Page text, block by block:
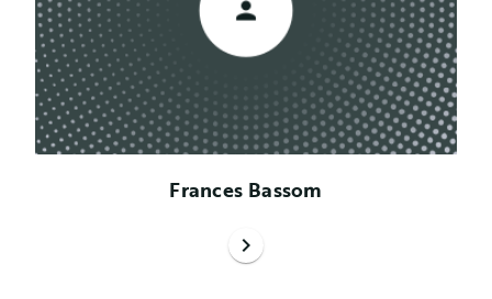
Frances Bassom
chevron_right